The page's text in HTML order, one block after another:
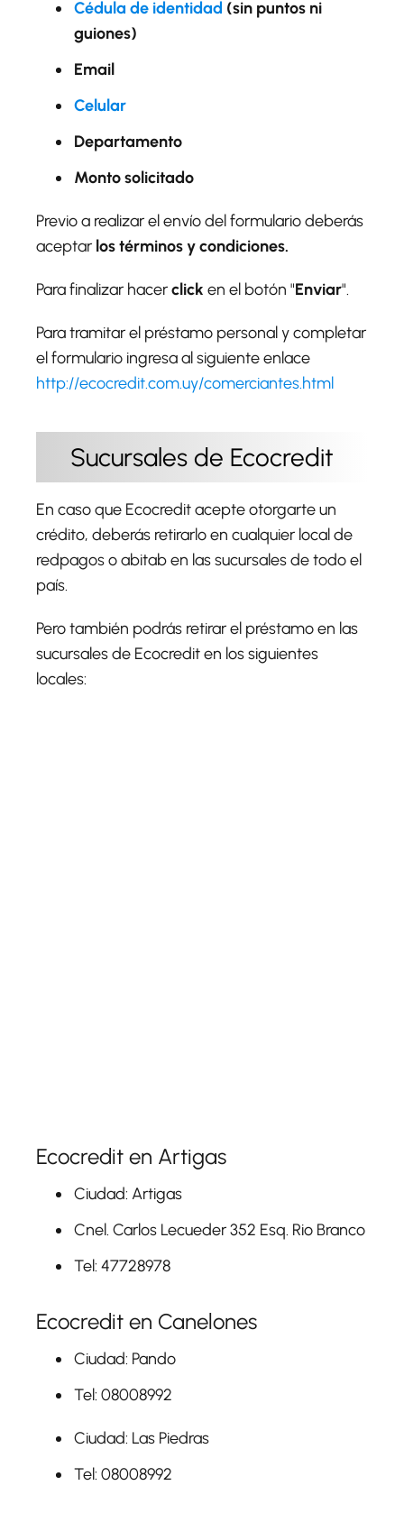
Cédula de identidad (sin puntos ni
guiones)
Email
Celular
Departamento
Monto solicitado
Previo a realizar el envío del formulario deberás
aceptar los términos y condiciones.
Para finalizar hacerclick en el botón "Enviar".
Para tramitar el préstamo personal y completar
el formulario ingresa al siguiente enlace
http://ecocredit.com.uy/comerciantes.html
Sucursales de Ecocredit
En caso que Ecocredit acepte otorgarte un
crédito, deberás retirarlo en cualquier local de
redpagos o abitab en las sucursales de todo el
país.
Pero también podrás retirar el préstamo en las
sucursales de Ecocredit en los siguientes
locales:
Ecocredit en Artigas
Ciudad: Artigas
Cnel. Carlos Lecueder 352 Esq. Rio Branco
Tel: 47728978
Ecocredit en Canelones
Ciudad: Pando
Tel: 08008992
Ciudad: Las Piedras
Tel: 08008992